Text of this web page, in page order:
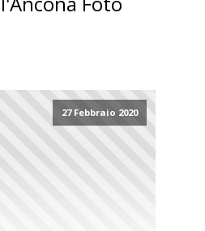
27 Febbraio 2020